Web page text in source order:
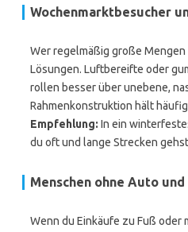
Wochenmarktbesucher
Wer regelmäßig große
Lösungen. Luftbereifte oder
rollen besser über unebene,
Rahmenkonstruktion hält
Empfehlung: In ein
du oft und lange Strecken
Menschen ohne Auto
Wenn du Einkäufe zu Fuß oder